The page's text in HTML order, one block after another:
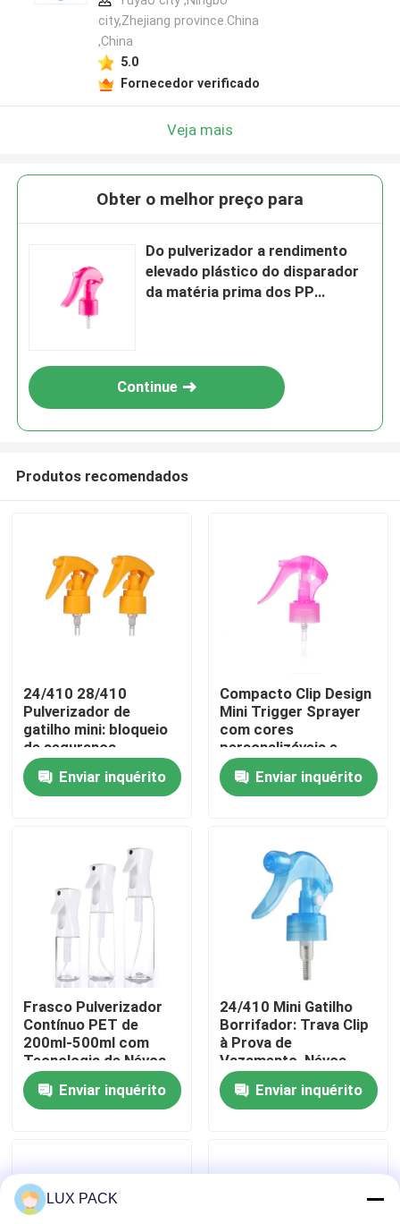
Casa
Produtos
Sobre nós
Excursão da fábrica
Controle da qualidade
Contacte-nos
Notícia
mini pulverizador do disparador
city,Zhejiang province.China
,China
5.0
Fornecedor verificado
Veja mais
Obter o melhor preço para
Do pulverizador a rendimento
elevado plástico do disparador
da matéria prima dos PP
Continue
Produtos recomendados
24/410 28/410
Pulverizador de
gatilho mini: bloqueio
de segurança
integrado, dosagem
de precisão de 0,25 ml
para cuidados
Enviar inquérito
Compacto Clip Design
Mini Trigger Sprayer
com cores
personalizáveis e
recurso anti-
derramamento para
aplicação precisa
Enviar inquérito
Frasco Pulverizador
Contínuo PET de
200ml-500ml com
Tecnologia de Névoa,
Certificado REACH,
Cores Personalizadas
Enviar inquérito
24/410 Mini Gatilho
Borrifador: Trava Clip
à Prova de
Vazamento, Névoa
Fina de 0,3ml para Uso
em Jardim e Salão
Enviar inquérito
LUX PACK